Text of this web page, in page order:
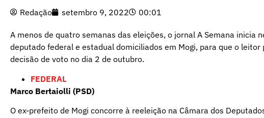
Redação setembro 9, 2022 00:01
A menos de quatro semanas das eleições, o jornal A Semana
deputado federal e estadual domiciliados em Mogi, para que o
decisão de voto no dia 2 de outubro.
FEDERAL
Marco Bertaiolli (PSD)
O ex-prefeito de Mogi concorre à reeleição na Câmara dos